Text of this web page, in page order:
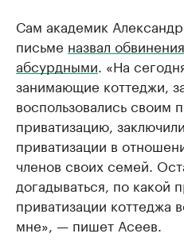
Сам академик
письме назвал
абсурдными . «На
занимающие коттеджи,
воспользовались своим
приватизацию,
приватизации в
членов своих семей.
догадываться, по какой
приватизации коттеджа
мне», — пишет Асеев.